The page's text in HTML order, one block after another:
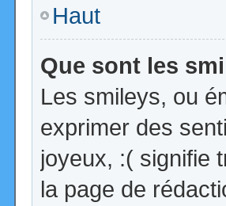
Haut
Que sont les
Les smileys, ou
exprimer des
joyeux, :( signifie
la page de